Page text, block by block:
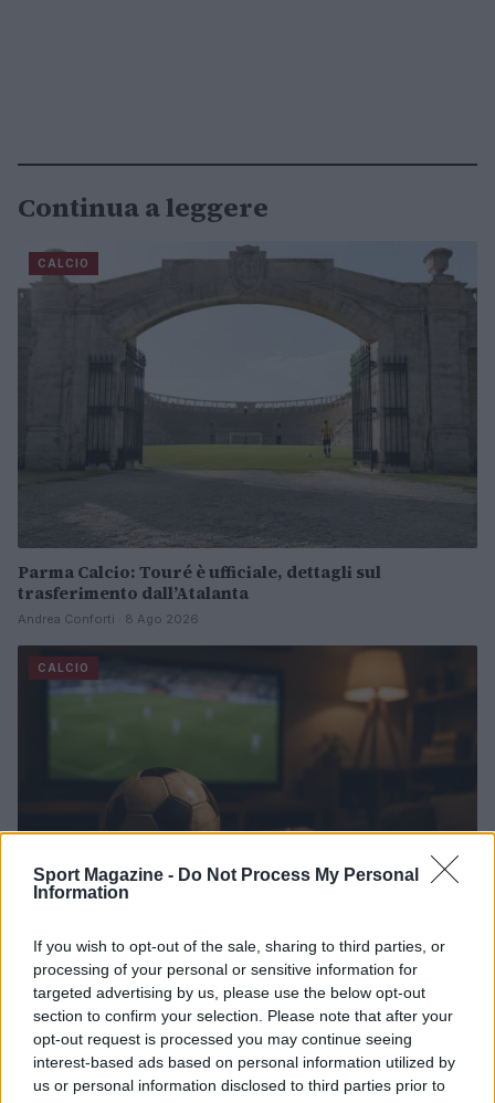
Sport Magazine - Do Not Process My Personal
Information
If you wish to opt-out of the sale, sharing to third parties, or
processing of your personal or sensitive information for
targeted advertising by us, please use the below opt-out
section to confirm your selection. Please note that after your
opt-out request is processed you may continue seeing
interest-based ads based on personal information utilized by
us or personal information disclosed to third parties prior to
Continua a leggere
CALCIO
Parma Calcio: Touré è ufficiale, dettagli sul
trasferimento dall’Atalanta
Andrea Conforti · 8 Ago 2026
CALCIO
Trofeo Doppio Malto: guida completa per seguire
Parma-Sampdoria
Andrea Conforti · 8 Ago 2026
CALCIO